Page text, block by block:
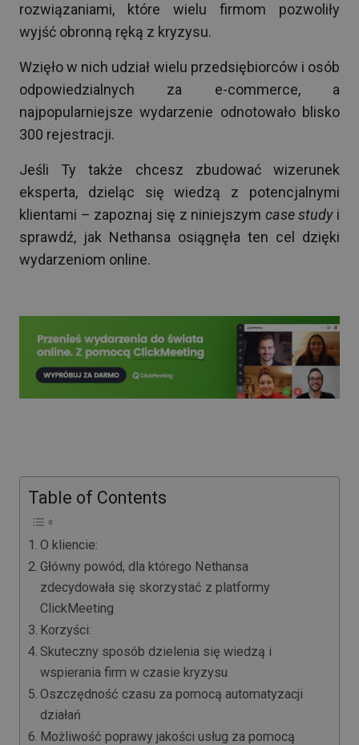
rozwiązaniami, które wielu firmom pozwoliły
wyjść obronną ręką z kryzysu.
Wzięło w nich udział wielu przedsiębiorców i osób
odpowiedzialnych za e-commerce, a
najpopularniejsze wydarzenie odnotowało blisko
300 rejestracji.
Jeśli Ty także chcesz zbudować wizerunek
eksperta, dzieląc się wiedzą z potencjalnymi
klientami – zapoznaj się z niniejszym case study i
sprawdź, jak Nethansa osiągnęła ten cel dzięki
wydarzeniom online.
Table of Contents
O kliencie:
Główny powód, dla którego Nethansa
zdecydowała się skorzystać z platformy
ClickMeeting
Korzyści:
Skuteczny sposób dzielenia się wiedzą i
wspierania firm w czasie kryzysu
Oszczędność czasu za pomocą automatyzacji
działań
Możliwość poprawy jakości usług za pomocą